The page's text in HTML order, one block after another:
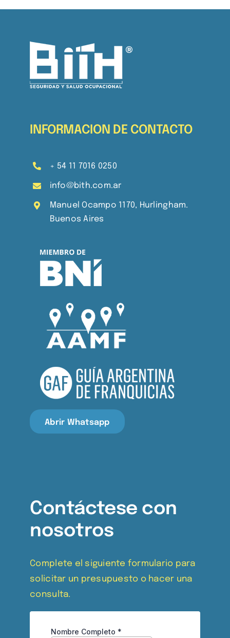
INFORMACION DE CONTACTO
+ 54 11 7016 0250
info@bith.com.ar
Manuel Ocampo 1170, Hurlingham.
Buenos Aires
Abrir Whatsapp
Contáctese con
nosotros
Complete el siguiente formulario para
solicitar un presupuesto o hacer una
consulta.